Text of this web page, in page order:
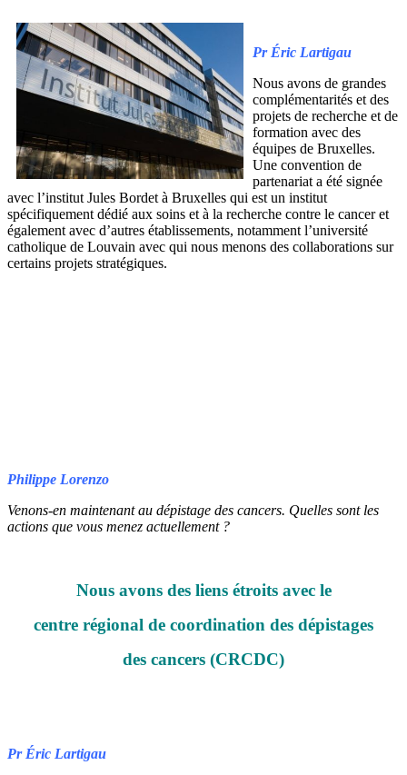
Pr Éric Lartigau
Nous avons de grandes
complémentarités et des
projets de recherche et de
formation avec des
équipes de Bruxelles.
Une convention de
partenariat a été signée
avec l’institut Jules Bordet à Bruxelles qui est un institut
spécifiquement dédié aux soins et à la recherche contre le cancer et
également avec d’autres établissements, notamment l’université
catholique de Louvain avec qui nous menons des collaborations sur
certains projets stratégiques.
Philippe Lorenzo
Venons-en maintenant au dépistage des cancers. Quelles sont les
actions que vous menez actuellement ?
Nous avons des liens étroits avec le
centre régional de coordination des dépistages
des cancers (CRCDC)
Pr Éric Lartigau